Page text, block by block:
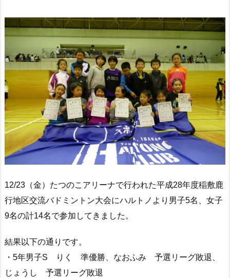
12/23（金）たつのこアリーナで行われた平成28年度稲敷鹿
行地区交流バドミントン大会にハルトノより男子5名、女子
9名の計14名で参加してきました。
結果以下の通りです。
・5年男子S りく 準優勝、なおふみ 予選リーグ敗退、
じょうし 予選リーグ敗退